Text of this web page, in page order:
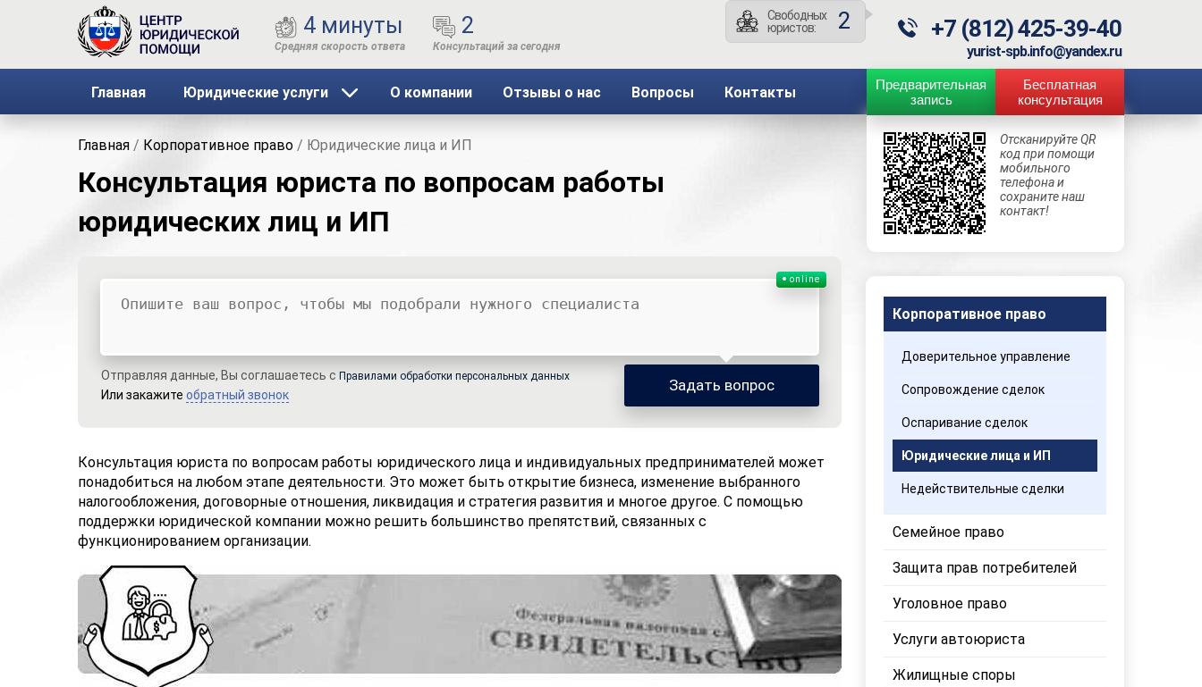
4 минуты 2
Свободных
юристов:
2 +7 (812) 425-39-40
yurist-spb.info@yandex.ru
Главная Юридические услуги О компании Отзывы о нас Вопросы Контакты
Предварительная
запись
Бесплатная
консультация
Главная / Корпоративное право / Юридические лица и ИП
Консультация юриста по вопросам работы
юридических лиц и ИП
online
Отправляя данные, Вы соглашаетесь с Правилами обработки персональных данных
Или закажите обратный звонок
Задать вопрос
Консультация юриста по вопросам работы юридического лица и индивидуальных предпринимателей может
понадобиться на любом этапе деятельности. Это может быть открытие бизнеса, изменение выбранного
налогообложения, договорные отношения, ликвидация и стратегия развития и многое другое. С помощью
поддержки юридической компании можно решить большинство препятствий, связанных с
функционированием организации.
Отсканируйте QR
код при помощи
мобильного
телефона и
сохраните наш
контакт!
Корпоративное право
Доверительное управление
Сопровождение сделок
Оспаривание сделок
Юридические лица и ИП
Недействительные сделки
Семейное право
Защита прав потребителей
Уголовное право
Услуги автоюриста
Жилищные споры